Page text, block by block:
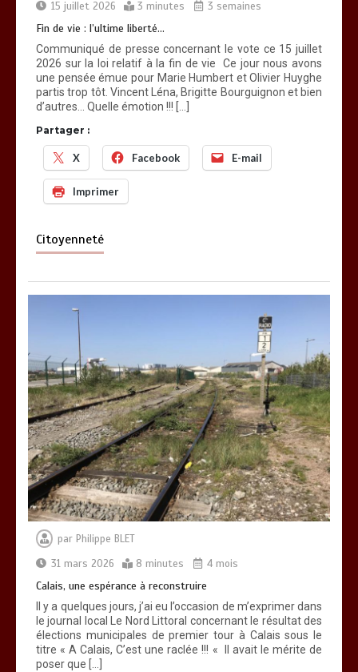
15 juillet 2026 3 minutes 3 semaines
Fin de vie : l’ultime liberté…
Communiqué de presse concernant le vote ce 15 juillet
2026 sur la loi relatif à la fin de vie Ce jour nous avons
une pensée émue pour Marie Humbert et Olivier Huyghe
partis trop tôt. Vincent Léna, Brigitte Bourguignon et bien
d’autres… Quelle émotion !!! […]
Partager :
X Facebook E-mail
Imprimer
Citoyenneté
par Philippe BLET
31 mars 2026
8 minutes 4 mois
Calais, une espérance à reconstruire
Il y a quelques jours, j’ai eu l’occasion de m’exprimer dans
le journal local Le Nord Littoral concernant le résultat des
élections municipales de premier tour à Calais sous le
titre « A Calais, C’est une raclée !!! « Il avait le mérite de
poser que […]